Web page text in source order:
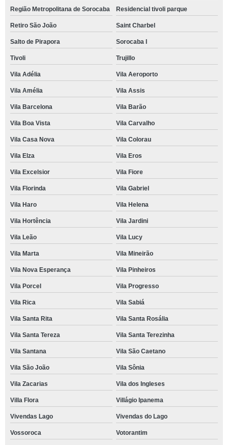
Região Metropolitana de Sorocaba Residencial tivoli parque
Retiro São João Saint Charbel
Salto de Pirapora Sorocaba I
Tivoli Trujillo
Vila Adélia Vila Aeroporto
Vila Amélia Vila Assis
Vila Barcelona Vila Barão
Vila Boa Vista Vila Carvalho
Vila Casa Nova Vila Colorau
Vila Elza Vila Eros
Vila Excelsior Vila Fiore
Vila Florinda Vila Gabriel
Vila Haro Vila Helena
Vila Hortência Vila Jardini
Vila Leão Vila Lucy
Vila Marta Vila Mineirão
Vila Nova Esperança Vila Pinheiros
Vila Porcel Vila Progresso
Vila Rica Vila Sabiá
Vila Santa Rita Vila Santa Rosália
Vila Santa Tereza Vila Santa Terezinha
Vila Santana Vila São Caetano
Vila São João Vila Sônia
Vila Zacarias Vila dos Ingleses
Villa Flora Villágio Ipanema
Vivendas Lago Vivendas do Lago
Vossoroca Votorantim